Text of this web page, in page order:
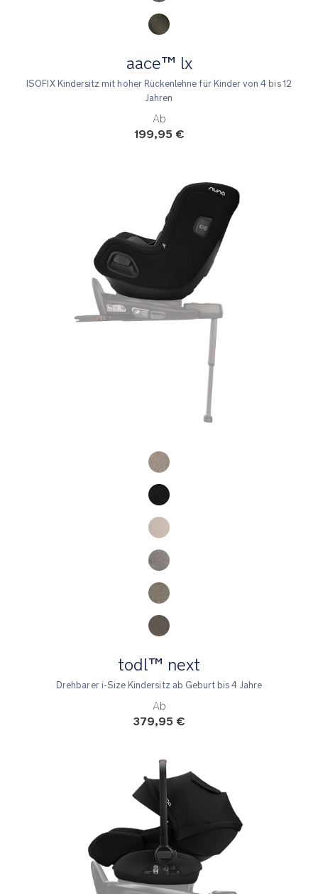
aace™ lx
ISOFIX Kindersitz mit hoher Rückenlehne für Kinder von 4 bis 12
Jahren
Ab
199,95 €
todl™ next
Drehbarer i-Size Kindersitz ab Geburt bis 4 Jahre
Ab
379,95 €